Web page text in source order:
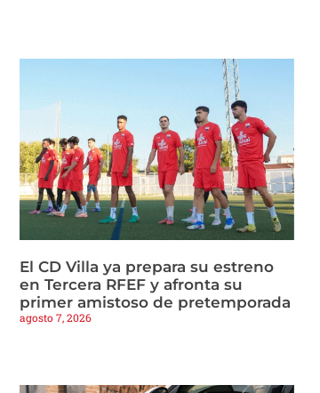
El CD Villa ya prepara su estreno
en Tercera RFEF y afronta su
primer amistoso de pretemporada
agosto 7, 2026